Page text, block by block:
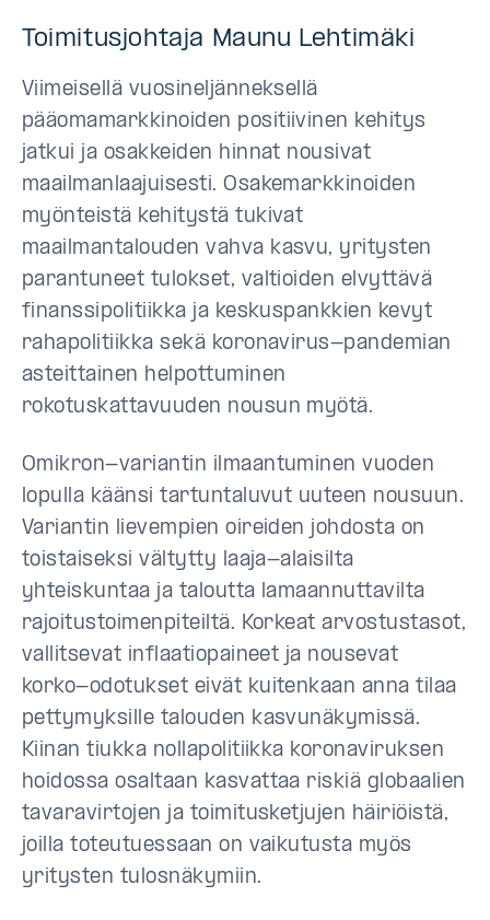
Toimitusjohtaja Maunu Lehtimäki
Viimeisellä vuosineljänneksellä
pääomamarkkinoiden positiivinen kehitys
jatkui ja osakkeiden hinnat nousivat
maailmanlaajuisesti. Osakemarkkinoiden
myönteistä kehitystä tukivat
maailmantalouden vahva kasvu, yritysten
parantuneet tulokset, valtioiden elvyttävä
finanssipolitiikka ja keskuspankkien kevyt
rahapolitiikka sekä koronavirus-pandemian
asteittainen helpottuminen
rokotuskattavuuden nousun myötä.
Omikron-variantin ilmaantuminen vuoden
lopulla käänsi tartuntaluvut uuteen nousuun.
Variantin lievempien oireiden johdosta on
toistaiseksi vältytty laaja-alaisilta
yhteiskuntaa ja taloutta lamaannuttavilta
rajoitustoimenpiteiltä. Korkeat arvostustasot,
vallitsevat inflaatiopaineet ja nousevat
korko-odotukset eivät kuitenkaan anna tilaa
pettymyksille talouden kasvunäkymissä.
Kiinan tiukka nollapolitiikka koronaviruksen
hoidossa osaltaan kasvattaa riskiä globaalien
tavaravirtojen ja toimitusketjujen häiriöistä,
joilla toteutuessaan on vaikutusta myös
yritysten tulosnäkymiin.